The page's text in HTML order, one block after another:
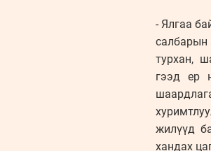
- Ялгаа
салбарын
турхан,
гээд ер
жилүүд
хандах